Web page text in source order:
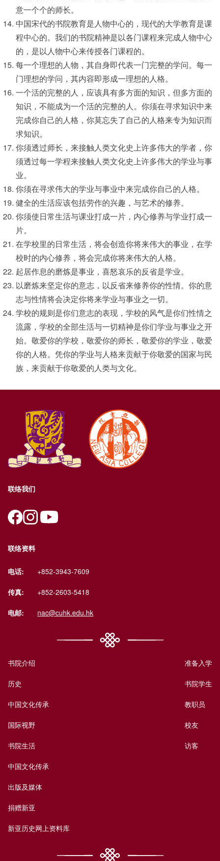
意一个个的师长。
中国宋代的书院教育是人物中心的，现代的大学教育是课
程中心的。我们的书院精神是以各门课程来完成人物中心
的，是以人物中心来传授各门课程的。
每一个理想的人物，其自身即代表一门完整的学问。每一
门理想的学问，其内容即形成一理想的人格。
一个活的完整的人，应该具有多方面的知识，但多方面的
知识，不能成为一个活的完整的人。你须在寻求知识中来
完成你自己的人格，你莫忘失了自己的人格来专为知识而
求知识。
你须透过师长，来接触人类文化史上许多伟大的学者，你
须透过每一学程来接触人类文化史上许多伟大的学业与事
业。
你须在寻求伟大的学业与事业中来完成你自己的人格。
健全的生活应该包括劳作的兴趣，与艺术的修养。
你须使日常生活与课业打成一片，内心修养与学业打成一
片。
在学校里的日常生活，将会创造你将来伟大的事业，在学
校时的内心修养，将会完成你将来伟大的人格。
起居作息的磨炼是事业，喜怒哀乐的反省是学业。
以磨炼来坚定你的意志，以反省来修养你的性情。你的意
志与性情将会决定你将来学业与事业之一切。
学校的规则是你们意志的表现，学校的风气是你们性情之
流露，学校的全部生活与一切精神是你们学业与事业之开
始。敬爱你的学校，敬爱你的师长，敬爱你的学业，敬爱
你的人格。凭你的学业与人格来贡献于你敬爱的国家与民
族，来贡献于你敬爱的人类与文化。
联络我们
联络资料
电话: +852-3943-7609
传真: +852-2603-5418
电邮: nac@cuhk.edu.hk
书院介绍
历史
中国文化传承
国际视野
书院生活
中国文化传承
出版及媒体
捐赠新亚
新亚历史网上资料库
准备入学
书院学生
教职员
校友
访客